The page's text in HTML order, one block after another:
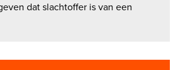
dat slachtoffer is van een